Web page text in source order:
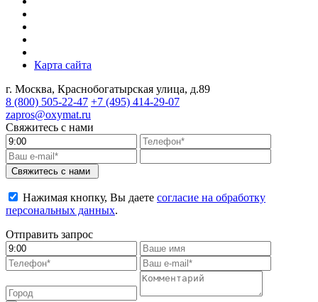
Карта сайта
г. Москва, Краснобогатырская улица, д.89
8 (800) 505-22-47 +7 (495) 414-29-07
zapros@oxymat.ru
Свяжитесь с нами
Свяжитесь с нами
Нажимая кнопку, Вы даете согласие на обработку
персональных данных.
Отправить запрос